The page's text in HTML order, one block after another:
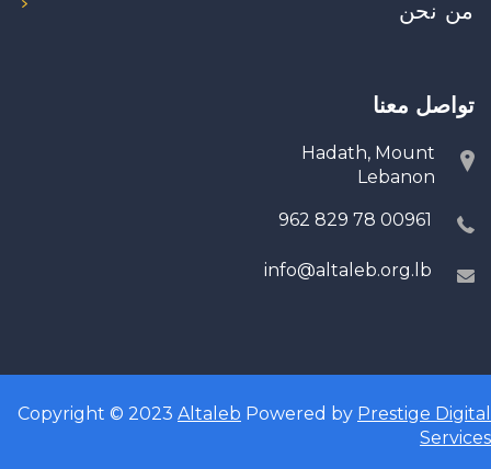
من نحن
تواصل معنا
Hadath, Mount
Lebanon
00961 78 829 962
info@altaleb.org.lb
Copyright © 2023 Altaleb Powered by Prestige Digital
Services